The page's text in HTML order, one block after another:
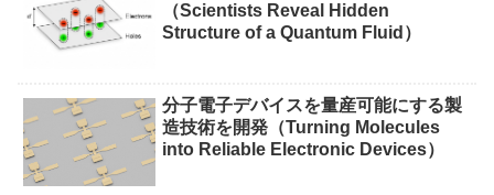
（Scientists Reveal Hidden
Structure of a Quantum Fluid）
分子電子デバイスを量産可能にする製
造技術を開発（Turning Molecules
into Reliable Electronic Devices）